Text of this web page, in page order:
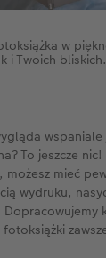
w
i Twoich bliskich.
To jeszcze
mieć
wydruku,
Dopracowujemy